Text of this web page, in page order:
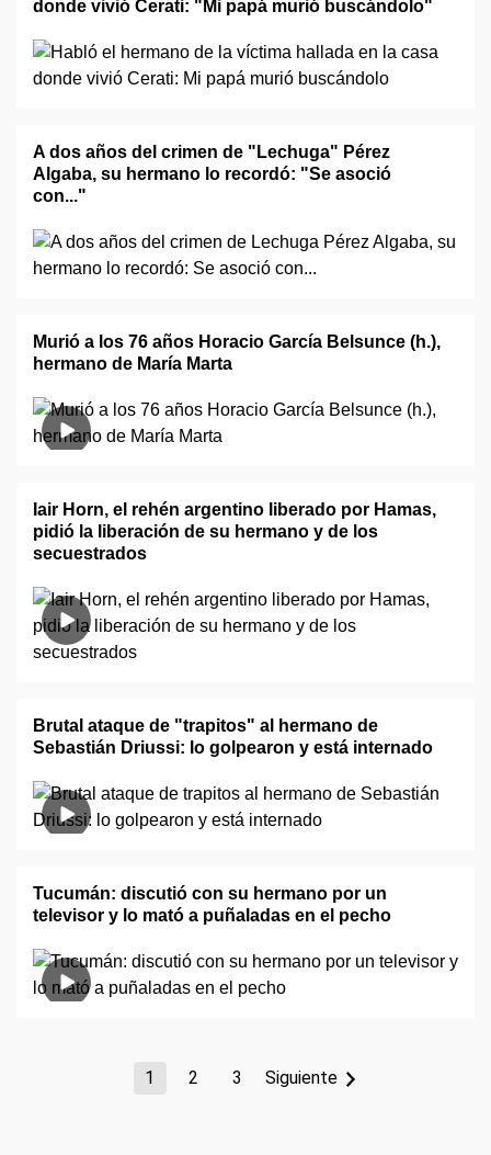
donde vivió Cerati: "Mi papá murió buscándolo"
A dos años del crimen de "Lechuga" Pérez
Algaba, su hermano lo recordó: "Se asoció
con..."
Murió a los 76 años Horacio García Belsunce (h.),
hermano de María Marta
Iair Horn, el rehén argentino liberado por Hamas,
pidió la liberación de su hermano y de los
secuestrados
Brutal ataque de "trapitos" al hermano de
Sebastián Driussi: lo golpearon y está internado
Tucumán: discutió con su hermano por un
televisor y lo mató a puñaladas en el pecho
1 2 3 Siguiente